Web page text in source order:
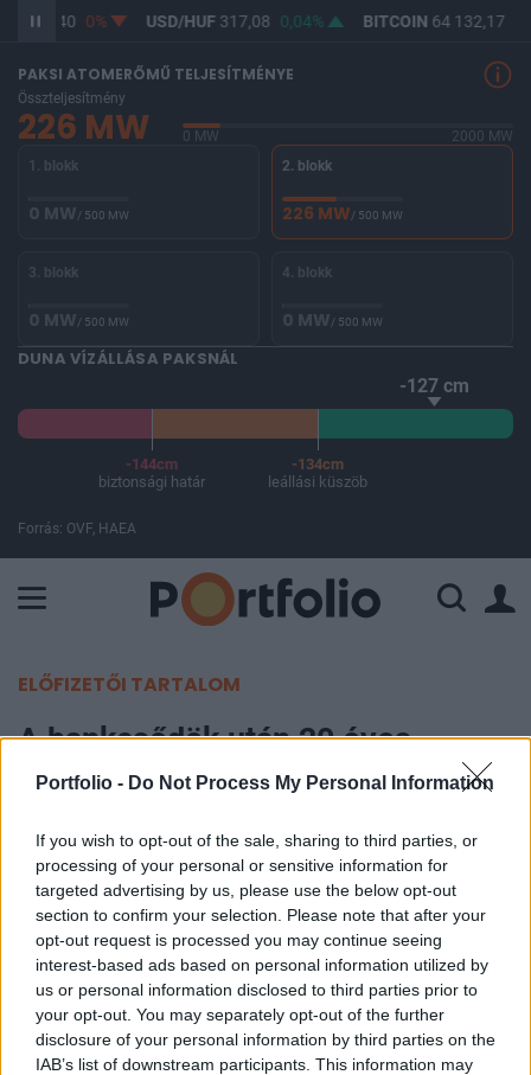
Portfolio - Do Not Process My Personal Information
If you wish to opt-out of the sale, sharing to third parties, or
processing of your personal or sensitive information for
targeted advertising by us, please use the below opt-out
section to confirm your selection. Please note that after your
opt-out request is processed you may continue seeing
interest-based ads based on personal information utilized by
us or personal information disclosed to third parties prior to
your opt-out. You may separately opt-out of the further
disclosure of your personal information by third parties on the
IAB’s list of downstream participants. This information may
365,40 0% USD/HUF317,08 0,04% BITCOIN 64 132,17
PAKSI ATOMERŐMŰ TELJESÍTMÉNYE
Összteljesítmény
226 MW 0 MW
2000 MW
1. blokk
0 MW/ 500 MW
2. blokk
226 MW/ 500 MW
3. blokk
0 MW/ 500 MW
4. blokk
0 MW/ 500 MW
DUNA VÍZÁLLÁSA PAKSNÁL
-127 cm
-144cm
biztonsági határ
-134cm
leállási küszöb
Forrás: OVF, HAEA
ELŐFIZETŐI TARTALOM
A bankcsődök után 20 éves
mélypontra zuhant a globális
Portfolio
2023. március 21. 15:41
A Credit Suisse felvásárlásának hatásai nélkül is
20 éve nem látott bizalmatlanság jellemzi a
befektetőket elmúlt hetek eseményei miatt – írja
a Reuters.